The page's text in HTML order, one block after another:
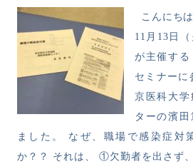
こんにち
11月13日
が主催する
セミナーに
京医科大
ターの濱
ました。 なぜ、職場で感染症対
か？？ それは、 ①欠勤者を出さず